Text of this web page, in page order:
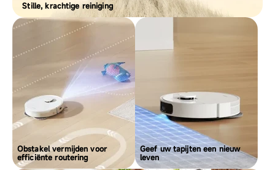
Stille, krachtige reiniging
Obstakel vermijden voor
efficiënte routering
Geef uw tapijten een nieuw
leven